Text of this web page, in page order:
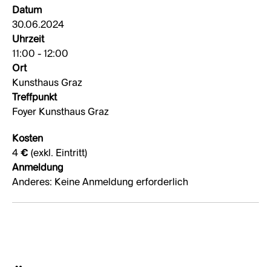
Datum
30.06.2024
Uhrzeit
11:00 - 12:00
Ort
Kunsthaus Graz
Treffpunkt
Foyer Kunsthaus Graz
Kosten
4 € (exkl. Eintritt)
Anmeldung
Anderes: Keine Anmeldung erforderlich